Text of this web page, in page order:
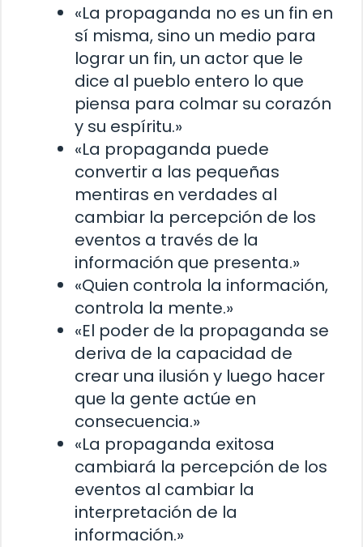
«La propaganda no es un fin en
sí misma, sino un medio para
lograr un fin, un actor que le
dice al pueblo entero lo que
piensa para colmar su corazón
y su espíritu.»
«La propaganda puede
convertir a las pequeñas
mentiras en verdades al
cambiar la percepción de los
eventos a través de la
información que presenta.»
«Quien controla la información,
controla la mente.»
«El poder de la propaganda se
deriva de la capacidad de
crear una ilusión y luego hacer
que la gente actúe en
consecuencia.»
«La propaganda exitosa
cambiará la percepción de los
eventos al cambiar la
interpretación de la
información.»